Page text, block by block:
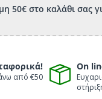
50€ στο καλάθι σας
από €50
On